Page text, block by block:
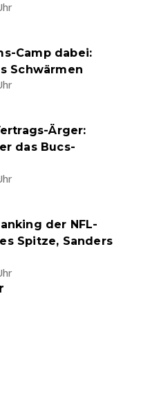
Camp dabei:
Schwärmen
Ärger:
das Bucs-
der NFL-
Spitze, Sanders